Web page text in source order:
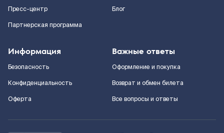
Пресс-центр
Партнерская программа
Блог
Информация
Безопасность
Конфиденциальность
Оферта
Важные ответы
Оформление и покупка
Возврат и обмен билета
Все вопросы и ответы